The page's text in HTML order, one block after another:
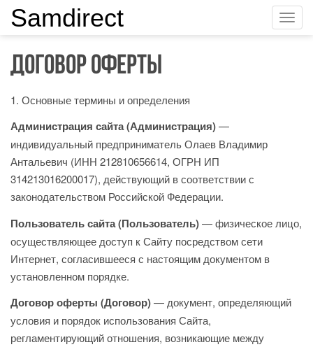
Samdirect
Договор оферты
1. Основные термины и определения
Администрация сайта (Администрация)—
индивидуальный предприниматель Олаев Владимир
Антальевич (ИНН 212810656614, ОГРН ИП
314213016200017), действующий в соответствии с
законодательством Российской Федерации.
Пользователь сайта (Пользователь)— физическое лицо,
осуществляющее доступ к Сайту посредством сети
Интернет, согласившееся с настоящим документом в
установленном порядке.
Договор оферты (Договор)— документ, определяющий
условия и порядок использования Сайта,
регламентирующий отношения, возникающие между